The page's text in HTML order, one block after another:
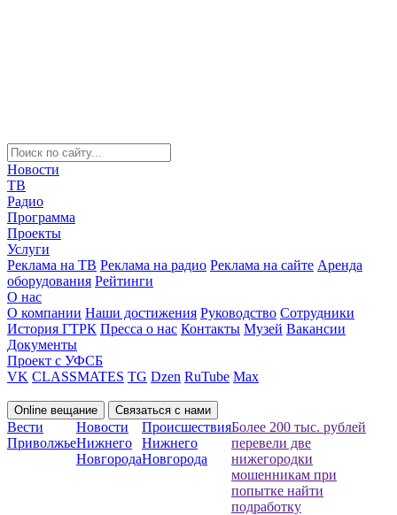
Новости
ТВ
Радио
Программа
Проекты
Услуги
Реклама на ТВ Реклама на радио Реклама на сайте Аренда
оборудования Рейтинги
О нас
О компании Наши достижения Руководство Сотрудники
История ГТРК Пресса о нас Контакты Музей Вакансии
Документы
Проект с УФСБ
VK CLASSMATES TG Dzen RuTube Max
Online вещание Связаться с нами
Вести
Приволжье
Новости
Нижнего
Новгорода
Происшествия
Нижнего
Новгорода
Более 200 тыс. рублей
перевели две
нижегородки
мошенникам при
попытке найти
подработку